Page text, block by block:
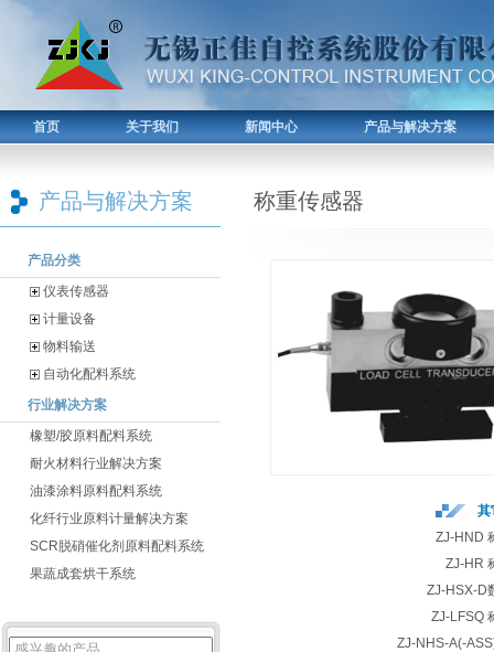
首页 关于我们 新闻中心 产品与解决方案
产品与解决方案
产品分类
仪表传感器
计量设备
物料输送
自动化配料系统
行业解决方案
橡塑/胶原料配料系统
耐火材料行业解决方案
油漆涂料原料配料系统
化纤行业原料计量解决方案
SCR脱硝催化剂原料配料系统
果蔬成套烘干系统
称重传感器
其
ZJ-HND
ZJ-HR
ZJ-HSX-D
ZJ-LFSQ
ZJ-NHS-A(-